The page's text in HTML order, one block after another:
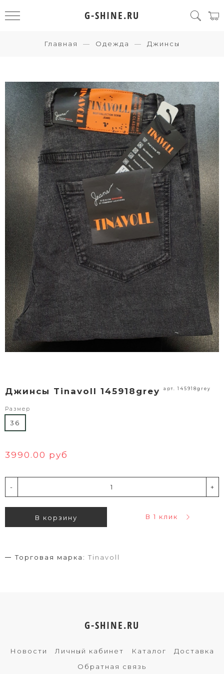
G-SHINE.RU
Главная Одежда Джинсы
Джинсы Tinavoll 145918grey арт. 145918grey
Размер
36
3990.00 руб
- +
В корзину В 1 клик
Торговая марка: Tinavoll
G-SHINE.RU
Новости Личный кабинет Каталог
Доставка
Обратная связь